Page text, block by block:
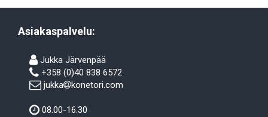
Asiakaspalvelu:
Jukka Järvenpää
+358 (0)40 838 6572
jukka
konetori.com
08.00-16.30